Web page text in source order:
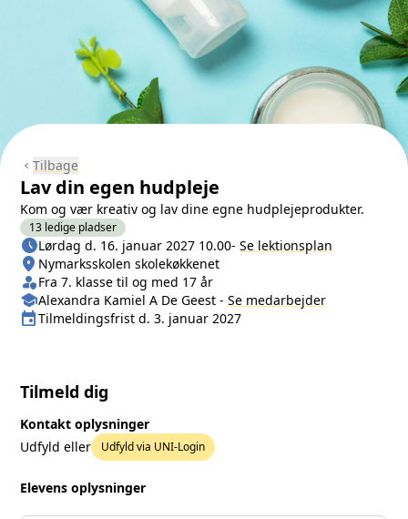
chevron_left Tilbage
Lav din egen hudpleje
Kom og vær kreativ og lav dine egne hudplejeprodukter.
13 ledige pladser
Næste lektion
scheduleLørdag d. 16. januar 2027 10.00- Se lektionsplan
Sted/Adresse
location_on Nymarksskolen skolekøkkenet
Klasse/Aldersbegrænsning
person_shieldFra 7. klasse til og med 17 år
Medarbejder
schoolAlexandra Kamiel A De Geest - Se medarbejder
Tilmeldingsfrist
eventTilmeldingsfrist d. 3. januar 2027
Tilmeld dig
Kontakt oplysninger
Udfyld eller
Udfyld via UNI-Login
Elevens oplysninger